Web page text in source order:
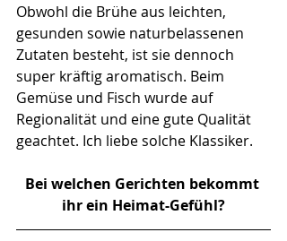
Obwohl die Brühe aus leichten,
gesunden sowie naturbelassenen
Zutaten besteht, ist sie dennoch
super kräftig aromatisch. Beim
Gemüse und Fisch wurde auf
Regionalität und eine gute Qualität
geachtet. Ich liebe solche Klassiker.
Bei welchen Gerichten bekommt
ihr ein Heimat-Gefühl?